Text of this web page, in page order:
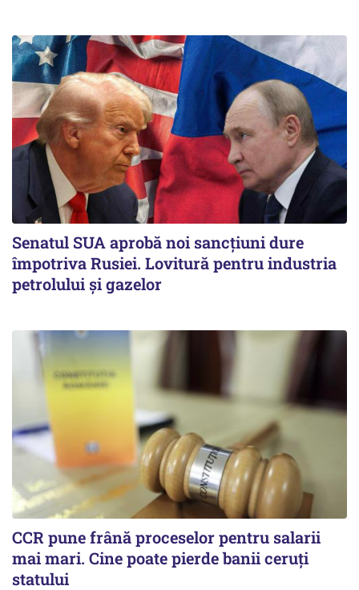
Senatul SUA aprobă noi sancțiuni dure
împotriva Rusiei. Lovitură pentru industria
petrolului și gazelor
CCR pune frână proceselor pentru salarii
mai mari. Cine poate pierde banii ceruți
statului